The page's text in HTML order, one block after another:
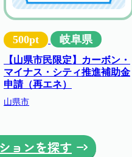
500pt 岐阜県
【山県市民限定】カーボン・
マイナス・シティ推進補助金
申請（再エネ）
山県市
ョンを探す